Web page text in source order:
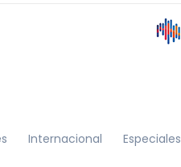
Internacional Especiales